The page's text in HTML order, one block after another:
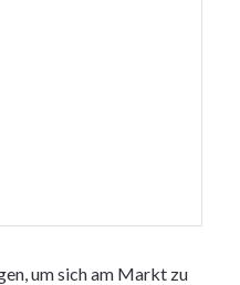
um sich am Markt zu